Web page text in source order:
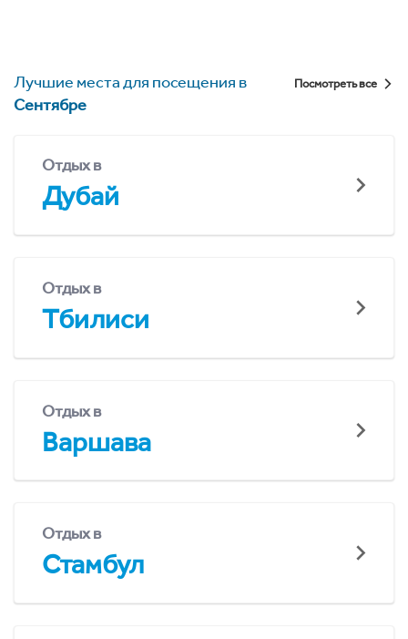
Лучшие места для посещения в
Сентябре
Посмотреть все
Отдых в
Дубай
Отдых в
Тбилиси
Отдых в
Варшава
Отдых в
Стамбул